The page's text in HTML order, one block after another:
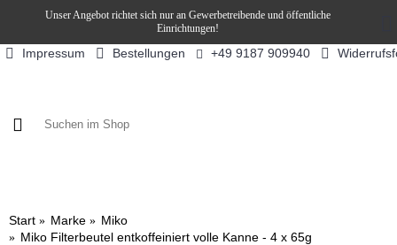
Unser Angebot richtet sich nur an Gewerbetreibende und öffentliche
Einrichtungen!
Impressum Bestellungen +49 9187 909940
Start Marke
Miko
Miko Filterbeutel entkoffeiniert volle Kanne - 4 x 65g